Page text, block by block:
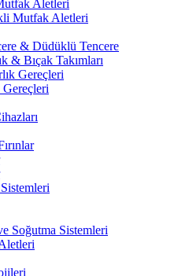
Aletleri
Mutfak Aletleri
& Düdüklü Tencere
& Bıçak Takımları
Gereçleri
Soğutma Sistemleri